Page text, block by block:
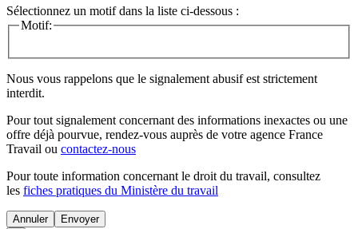
Sélectionnez un motif dans la liste ci-dessous :
Motif:
Nous vous rappelons que le signalement abusif est strictement
interdit.
Pour tout signalement concernant des informations inexactes ou une
offre déjà pourvue, rendez-vous auprès de votre agence France
Travail ou contactez-nous
Pour toute information concernant le droit du travail, consultez
les fiches pratiques du Ministère du travail
Annuler